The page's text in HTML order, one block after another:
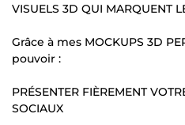
VISUELS 3D QUI MARQUENT
Grâce à mes MOCKUPS 3D
pouvoir :
PRÉSENTER FIÈREMENT
SOCIAUX